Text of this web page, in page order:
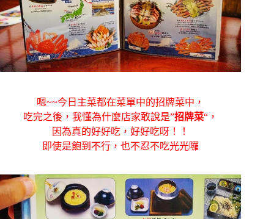
嗯~~今日主菜都在菜單中的招牌菜中，
吃完之後，我懂為什麼店家敢說是”招牌菜“，
因為真的好好吃，好好吃呀！！
即使是飽到不行，也不忍不吃光光囉